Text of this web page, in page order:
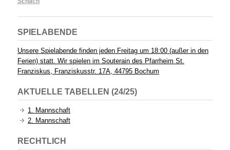
SPIELABENDE
Unsere Spielabende finden jeden Freitag um 18:00 (außer in den
Ferien) statt. Wir spielen im Souterain des Pfarrheim St.
Franziskus, Franziskusstr. 17A, 44795 Bochum
AKTUELLE TABELLEN (24/25)
1. Mannschaft
2. Mannschaft
RECHTLICH